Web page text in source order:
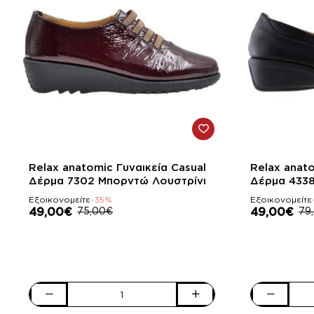
-35%
Relax anatomic Γυναικεία Casual
Δέρμα 7302 Mπορντώ Λουστρίνι
Εξοικονομείτε-35%
49,00€ 75,00€
Relax
-38%
Relax
Δέρμα
Εξοικονομείτε
49,00€
Relax